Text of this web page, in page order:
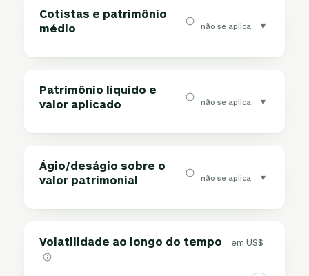
Cotistas e patrimônio
médio
não se aplica ▾
Patrimônio líquido e
valor aplicado
não se aplica ▾
Ágio/deságio sobre o
valor patrimonial
não se aplica ▾
Volatilidade ao longo do tempo · em US$